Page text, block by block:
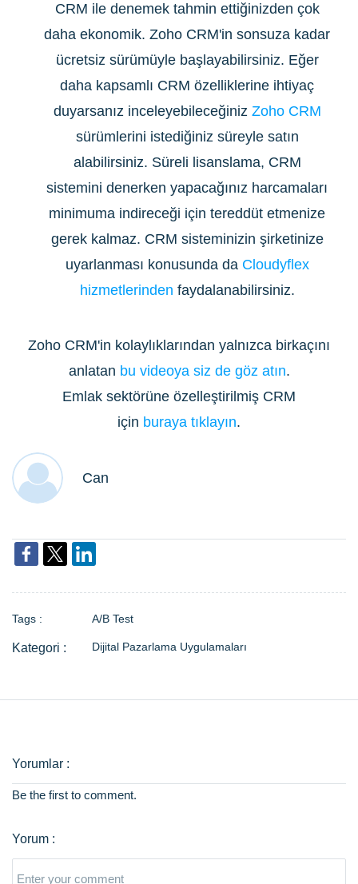
CRM ile denemek tahmin ettiğinizden çok
daha ekonomik. Zoho CRM'in sonsuza kadar
ücretsiz sürümüyle başlayabilirsiniz. Eğer
daha kapsamlı CRM özelliklerine ihtiyaç
duyarsanız inceleyebileceğiniz Zoho CRM
sürümlerini istediğiniz süreyle satın
alabilirsiniz. Süreli lisanslama, CRM
sistemini denerken yapacağınız harcamaları
minimuma indireceği için tereddüt etmenize
gerek kalmaz. CRM sisteminizin şirketinize
uyarlanması konusunda da Cloudyflex
hizmetlerinden faydalanabilirsiniz.
Zoho CRM'in kolaylıklarından yalnızca birkaçını
anlatan bu videoya siz de göz atın.
Emlak sektörüne özelleştirilmiş CRM
için buraya tıklayın.
Can
Tags : A/B Test
Dijital Pazarlama Uygulamaları
Be the first to comment.